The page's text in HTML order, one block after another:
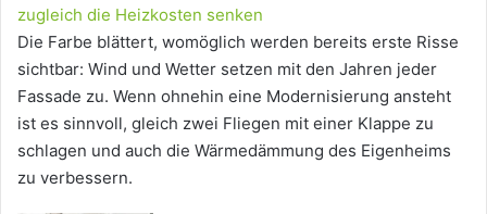
zugleich die Heizkosten senken
Die Farbe blättert, womöglich werden bereits erste Risse
sichtbar: Wind und Wetter setzen mit den Jahren jeder
Fassade zu. Wenn ohnehin eine Modernisierung ansteht
ist es sinnvoll, gleich zwei Fliegen mit einer Klappe zu
schlagen und auch die Wärmedämmung des Eigenheims
zu verbessern.